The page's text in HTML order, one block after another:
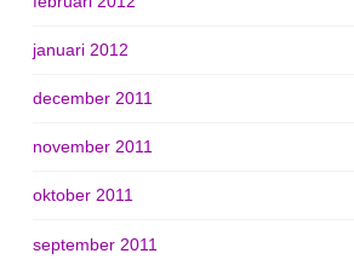
januari 2012
december 2011
november 2011
oktober 2011
september 2011